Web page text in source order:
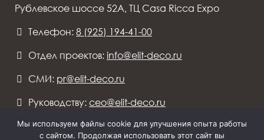
Рублевское шоссе 52А, ТЦ Casa Ricca Expo
Телефон: 8 (925) 194-41-00
Отдел проектов: info@elit-deco.ru
СМИ: pr@elit-deco.ru
Руководству: ceo@elit-deco.ru
Мы используем файлы cookie для улучшения опыта работы
с сайтом. Продолжая использовать этот сайт вы